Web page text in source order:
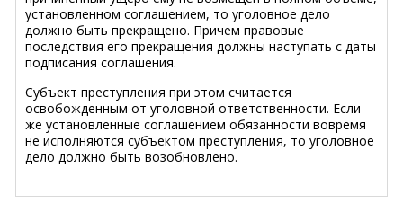
установленном соглашением, то уголовное дело
должно быть прекращено. Причем правовые
последствия его прекращения должны наступать с даты
подписания соглашения.
Субъект преступления при этом считается
освобожденным от уголовной ответственности. Если
же установленные соглашением обязанности вовремя
не исполняются субъектом преступления, то уголовное
дело должно быть возобновлено.